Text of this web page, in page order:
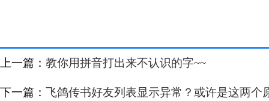
上一篇： 教你用拼音打出来不认识的字~~
下一篇： 飞鸽传书好友列表显示异常？或许是这两个